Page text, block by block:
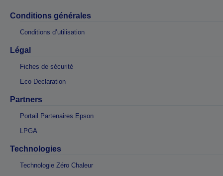
Conditions générales
Conditions d’utilisation
Légal
Fiches de sécurité
Eco Declaration
Partners
Portail Partenaires Epson
LPGA
Technologies
Technologie Zéro Chaleur